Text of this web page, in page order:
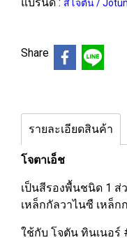
สีโจตัน / Jotun
Share
รายละเอียดสินค้า
โจตาเอ็ช
เป็นสีรองพื้นชนิด 1 ส่
เหล็กกัลวาไนซื เหล็
ใช้กับ โจตัน ทินเนอร์